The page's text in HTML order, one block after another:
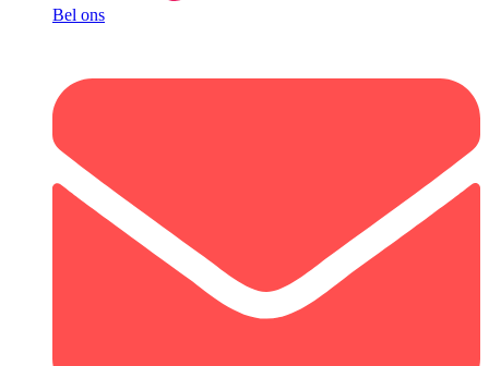
Bel ons